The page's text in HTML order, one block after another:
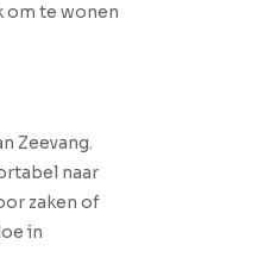
om te wonen
Zeevang.
naar
zaken of
in